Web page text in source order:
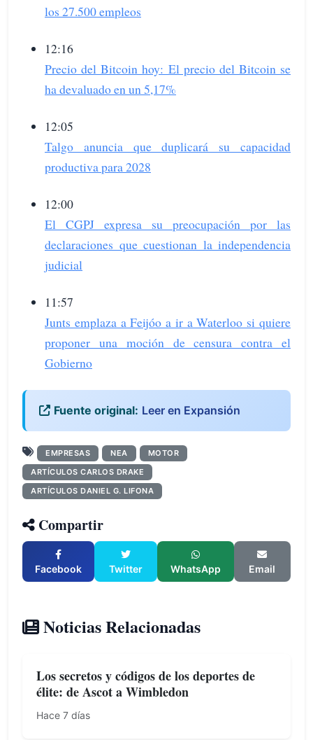
los 27.500 empleos
12:16
Precio del Bitcoin hoy: El precio del Bitcoin se
ha devaluado en un 5,17%
12:05
Talgo anuncia que duplicará su capacidad
productiva para 2028
12:00
El CGPJ expresa su preocupación por las
declaraciones que cuestionan la independencia
judicial
11:57
Junts emplaza a Feijóo a ir a Waterloo si quiere
proponer una moción de censura contra el
Gobierno
Fuente original: Leer en Expansión
EMPRESAS NEA
MOTOR
ARTÍCULOS CARLOS DRAKE
ARTÍCULOS DANIEL G. LIFONA
Compartir
Facebook Twitter WhatsApp Email
Noticias Relacionadas
Los secretos y códigos de los deportes de
élite: de Ascot a Wimbledon
Hace 7 días